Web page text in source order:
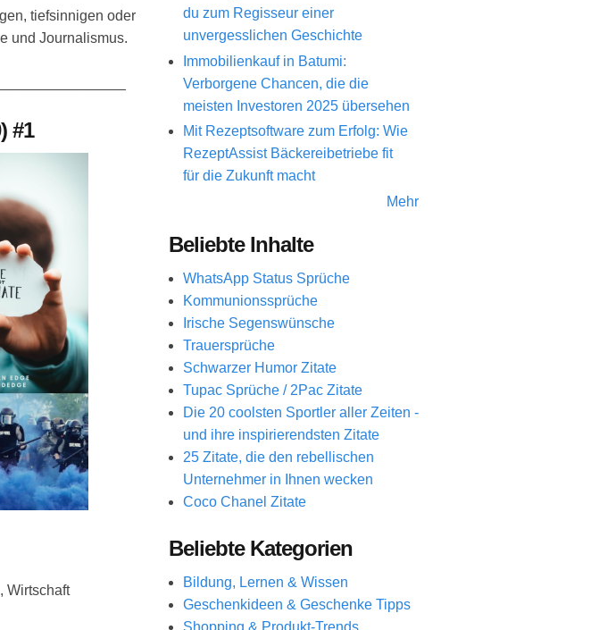
tiefsinnigen oder
und Journalismus.
#1
Wirtschaft
du zum Regisseur einer
unvergesslichen Geschichte
Immobilienkauf in Batumi:
Verborgene Chancen, die die
meisten Investoren 2025 übersehen
Mit Rezeptsoftware zum Erfolg: Wie
RezeptAssist Bäckereibetriebe fit
für die Zukunft macht
Mehr
Beliebte Inhalte
WhatsApp Status Sprüche
Kommunionssprüche
Irische Segenswünsche
Trauersprüche
Schwarzer Humor Zitate
Tupac Sprüche / 2Pac Zitate
Die 20 coolsten Sportler aller Zeiten -
und ihre inspirierendsten Zitate
25 Zitate, die den rebellischen
Unternehmer in Ihnen wecken
Coco Chanel Zitate
Beliebte Kategorien
Bildung, Lernen & Wissen
Geschenkideen & Geschenke Tipps
Shopping & Produkt-Trends